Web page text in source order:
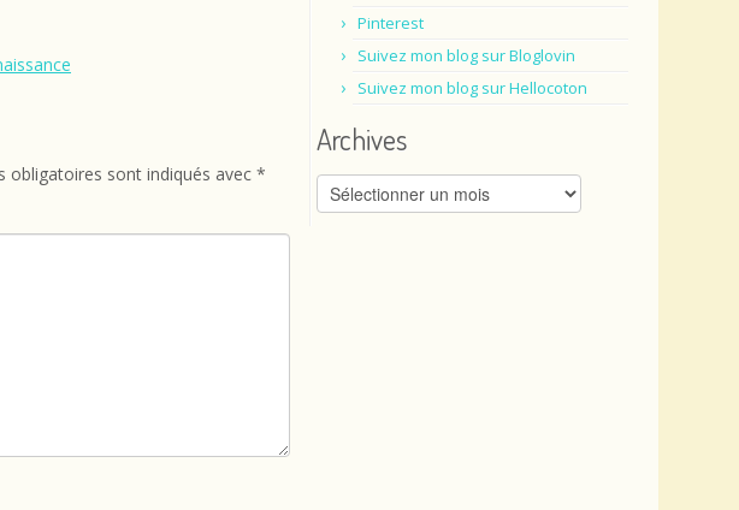
obligatoires sont indiqués avec *
Pinterest
Suivez mon blog sur Bloglovin
Suivez mon blog sur Hellocoton
Archives
Archives